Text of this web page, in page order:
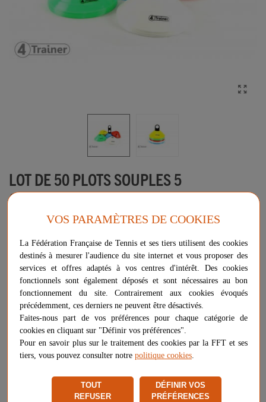
LOT DE 50 PLOTS SOUPLES 5
COULEURS
Lot de 50 plots souples 5 couleurs. Permet le marquage au sol en
toute sécurité.
Plus d'informations sur ce produit
Voir les questions / réponses
21,90 € - +
AJOUTER AU PANIER
entre le 10/08 et le 11/08
Vendu et expédié parCress Sport
VOS PARAMÈTRES DE COOKIES
La Fédération Française de Tennis et ses tiers utilisent des cookies
destinés à mesurer l'audience du site internet et vous proposer des
services et offres adaptés à vos centres d'intérêt. Des cookies
fonctionnels sont également déposés et sont nécessaires au bon
fonctionnement du site. Contrairement aux cookies évoqués
précédemment, ces derniers ne peuvent être désactivés.
Faites-nous part de vos préférences pour chaque catégorie de
cookies en cliquant sur "Définir vos préférences".
Pour en savoir plus sur le traitement des cookies par la FFT et ses
tiers, vous pouvez consulter notre politique cookies.
TOUT
REFUSER
DÉFINIR VOS
PRÉFÉRENCES